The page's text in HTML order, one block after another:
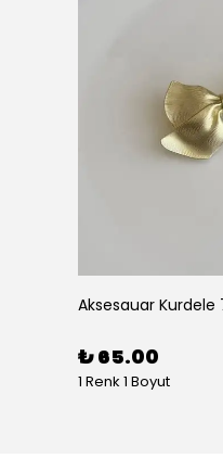
₺ 65.00
1 Renk 1 Boyut